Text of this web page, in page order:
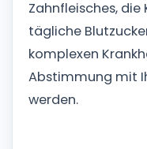
Zahnfleisches,
tägliche
komplexen
Abstimmung mit
werden.